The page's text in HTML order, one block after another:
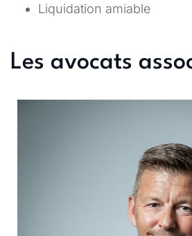
Liquidation amiable
Les avocats